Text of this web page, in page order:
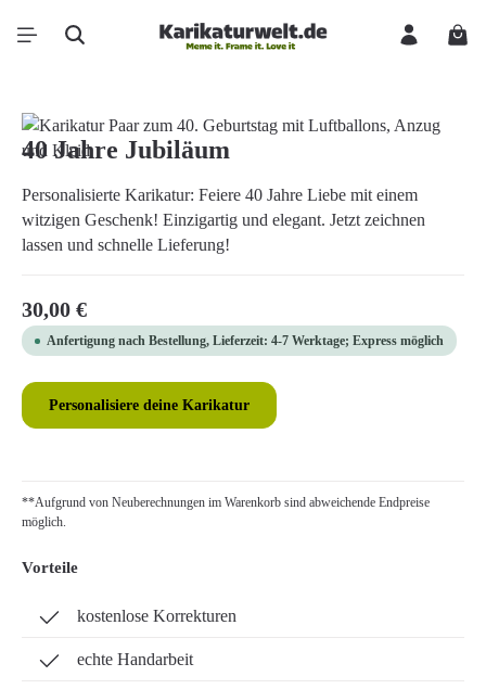
Zum Hauptinhalt springen
Bildergalerie überspringen
40 Jahre Jubiläum
Personalisierte Karikatur: Feiere 40 Jahre Liebe mit einem
witzigen Geschenk! Einzigartig und elegant. Jetzt zeichnen
lassen und schnelle Lieferung!
Regulärer Preis:
30,00 €
Anfertigung nach Bestellung, Lieferzeit: 4-7 Werktage; Express möglich
Personalisiere deine Karikatur
**Aufgrund von Neuberechnungen im Warenkorb sind abweichende Endpreise
möglich.
Vorteile
kostenlose Korrekturen
echte Handarbeit